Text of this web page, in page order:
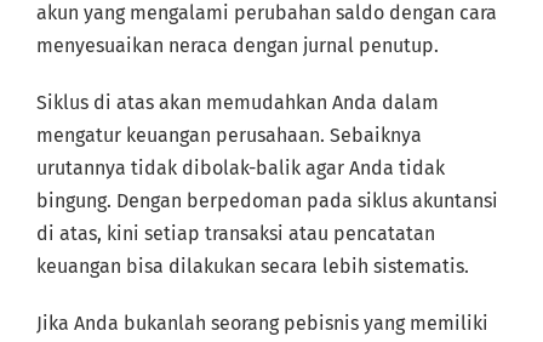
akun yang mengalami perubahan saldo dengan cara
menyesuaikan neraca dengan jurnal penutup.
Siklus di atas akan memudahkan Anda dalam
mengatur keuangan perusahaan. Sebaiknya
urutannya tidak dibolak-balik agar Anda tidak
bingung. Dengan berpedoman pada siklus akuntansi
di atas, kini setiap transaksi atau pencatatan
keuangan bisa dilakukan secara lebih sistematis.
Jika Anda bukanlah seorang pebisnis yang memiliki